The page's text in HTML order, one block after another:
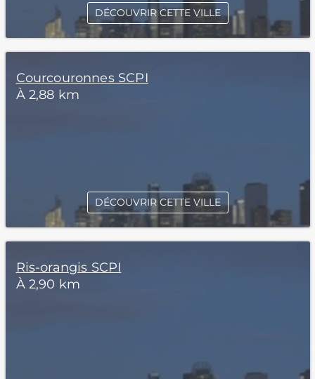
DÉCOUVRIR CETTE VILLE
Courcouronnes SCPI
À 2,88 km
DÉCOUVRIR CETTE VILLE
Ris-orangis SCPI
À 2,90 km